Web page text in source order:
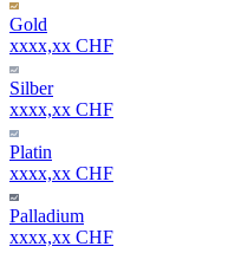
Gold
xxxx,xx CHF
Silber
xxxx,xx CHF
Platin
xxxx,xx CHF
Palladium
xxxx,xx CHF